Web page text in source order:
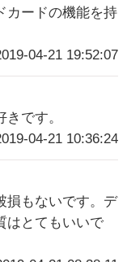
カードの機能を持
04-21 19:52:07
です。
04-21 10:36:24
損もないです。デ
はとてもいいで